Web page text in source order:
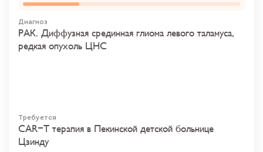
Диагноз
РАК. Диффузная срединная глиома левого таламуса,
редкая опухоль ЦНС
Требуется
CAR-T терапия в Пекинской детской больнице
Цзинду